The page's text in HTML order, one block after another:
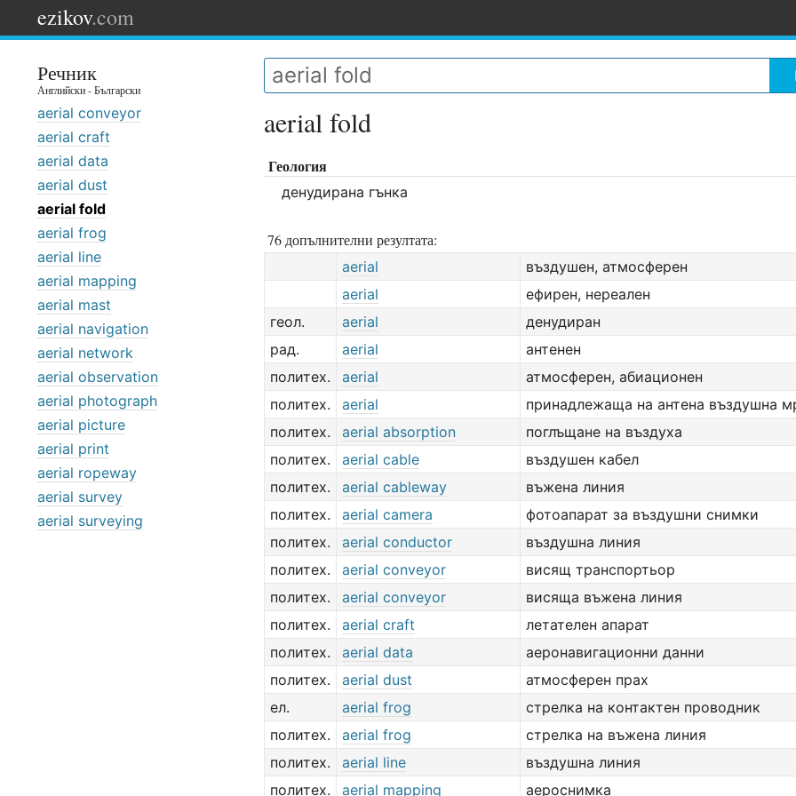
ezikov.com
Речник
Английски - Български
aerial conveyor
aerial craft
aerial data
aerial dust
aerial fold
aerial frog
aerial line
aerial mapping
aerial mast
aerial navigation
aerial network
aerial observation
aerial photograph
aerial picture
aerial print
aerial ropeway
aerial survey
aerial surveying
aerial fold
Геология
денудирана гънка
76 допълнителни резултата:
aerial
въздушен, атмосферен
aerial
ефирен, нереален
геол.
aerial
денудиран
рад.
aerial
антенен
политех.
aerial
атмосферен, абиационен
политех.
aerial
принадлежаща на антена въздушна
политех.
aerial absorption
поглъщане на въздуха
политех.
aerial cable
въздушен кабел
политех.
aerial cableway
въжена линия
политех.
aerial camera
фотоапарат за въздушни снимки
политех.
aerial conductor
въздушна линия
политех.
aerial conveyor
висящ транспортьор
политех.
aerial conveyor
висяща въжена линия
политех.
aerial craft
летателен апарат
политех.
aerial data
аеронавигационни данни
политех.
aerial dust
атмосферен прах
ел.
aerial frog
стрелка на контактен проводник
политех.
aerial frog
стрелка на въжена линия
политех.
aerial line
въздушна линия
политех.
aerial mapping
аероснимка